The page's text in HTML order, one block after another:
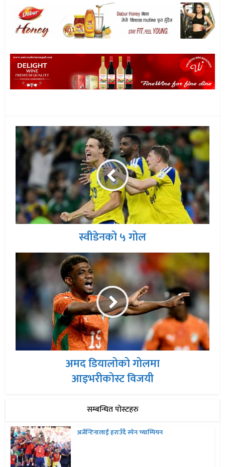
स्वीडेनको ५ गोल
अमद डियालोको गोलमा
आइभरीकोस्ट विजयी
सम्बन्धित पोस्टहरु
अर्जेन्टिनालाई हराउँदै स्पेन च्याम्पियन